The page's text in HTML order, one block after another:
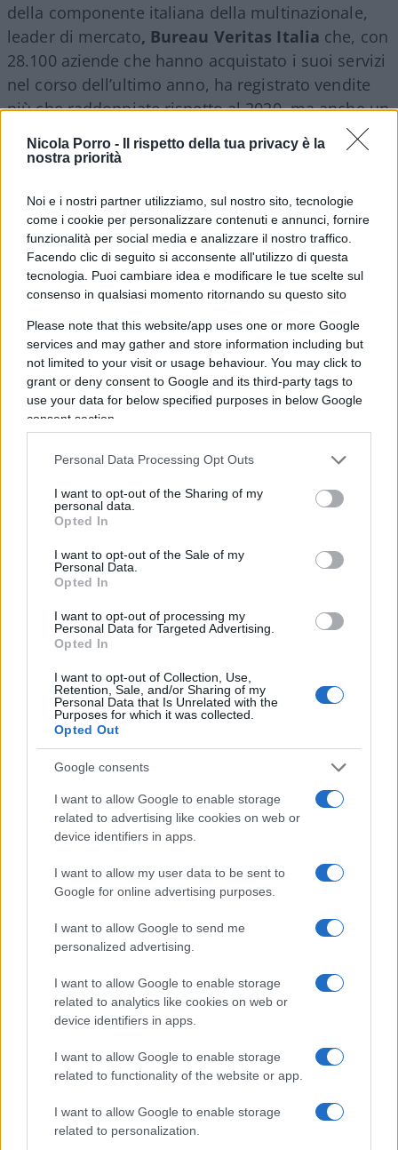
Nicola Porro -
Il rispetto della tua privacy è la
nostra priorità
Noi e i nostri partner utilizziamo, sul nostro sito, tecnologie
come i cookie per personalizzare contenuti e annunci, fornire
funzionalità per social media e analizzare il nostro traffico.
Facendo clic di seguito si acconsente all'utilizzo di questa
tecnologia. Puoi cambiare idea e modificare le tue scelte sul
consenso in qualsiasi momento ritornando su questo sito
Please note that this website/app uses one or more Google
services and may gather and store information including but
not limited to your visit or usage behaviour. You may click to
grant or deny consent to Google and its third-party tags to
use your data for below specified purposes in below Google
consent section.
Personal Data Processing Opt Outs
I want to opt-out of the Sharing of my
personal data.
Opted In
I want to opt-out of the Sale of my
Personal Data.
Opted In
I want to opt-out of processing my
Personal Data for Targeted Advertising.
Opted In
I want to opt-out of Collection, Use,
Retention, Sale, and/or Sharing of my
Personal Data that Is Unrelated with the
Purposes for which it was collected.
Opted Out
Google consents
I want to allow Google to enable storage
related to advertising like cookies on web or
device identifiers in apps.
I want to allow my user data to be sent to
Google for online advertising purposes.
I want to allow Google to send me
personalized advertising.
I want to allow Google to enable storage
related to analytics like cookies on web or
device identifiers in apps.
I want to allow Google to enable storage
related to functionality of the website or app.
I want to allow Google to enable storage
related to personalization.
della componente italiana della multinazionale,
leader di mercato, Bureau Veritas Italia che, con
28.100 aziende che hanno acquistato i suoi servizi
nel corso dell’ultimo anno, ha registrato vendite
più che raddoppiate rispetto al 2020, ma anche un
aumento del valore della produzione – che supera
280 milioni di € – di oltre il
30% rispetto al 2024
quota 1500.
A trainare la corsa è stato proprioil settore
costruzioni e infrastrutture: nel 2025 Bureau
Veritas Italia che ha acquisito tre società di questo
comparto,Contec AQSe le due controllate
Exenet e PMPI, che hanno portato ad un
incremento delle vendite nel settore Building &
Infrastructure pari a +134%.
Confermando gli obiettivi contenuti nel piano
leadership nel mercato Italiano delle costruzioni e
infrastrutture e dei servizi correlati negli ambiti
salute, sicurezza e ambiente.
D’Amato, Country Chair per Bureau Veritas Italia,
da quest’anno a capo anche della nuova area Sud
Est Europa del gruppo –l’integrazione di SÓLIDA,
importante player spagnolo nel settore
delle rinnovabili, con una forte presenza in Italia,
posizionando il gruppo tra i protagonisti
nei servizi CAPEX di ingegneria e consulenza
tecnica per progetti rinnovabili.
Rafforzata anche la posizione di Bureau Veritas
nei settori del lusso e della moda attraverso
l’acquisizione del gruppoLBS Luxury Brands
s S.R.L., leader nei servizi di quality
assurance e quality control, con competenze
metallo e hardware, nonché nelle materie prime e
nei prodotti finiti. Un’integrazione che rafforza la
ampliandone la capacità di offrire servizi di
qualità e sostenibilità lungo la supply chain. E
nella stessa filiera si colloca anche la acquisizione
di SPIN360, una società di consulenza italiana